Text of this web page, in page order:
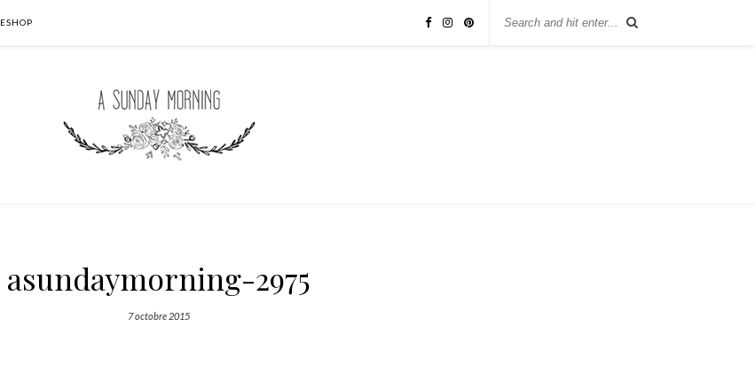
ESHOP
asundaymorning-2975
7 octobre 2015